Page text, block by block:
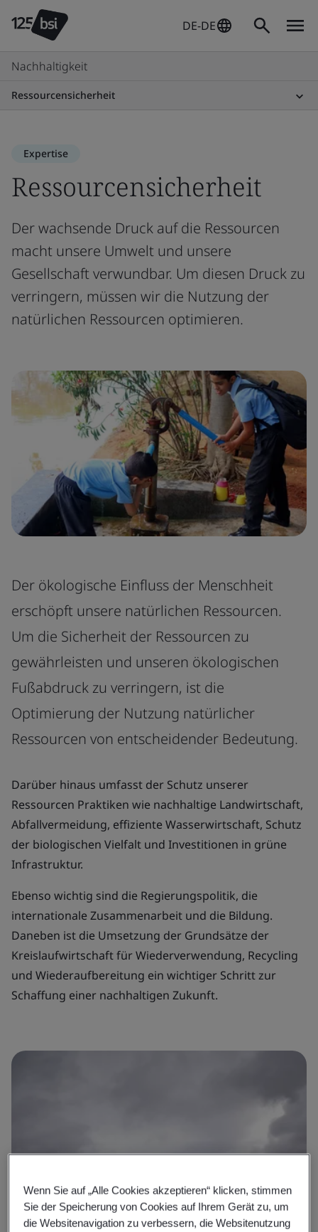
DE-DE
Nachhaltigkeit
Ressourcensicherheit
Expertise
Ressourcensicherheit
Der wachsende Druck auf die Ressourcen
macht unsere Umwelt und unsere
Gesellschaft verwundbar. Um diesen Druck zu
verringern, müssen wir die Nutzung der
natürlichen Ressourcen optimieren.
Der ökologische Einfluss der Menschheit
erschöpft unsere natürlichen Ressourcen.
Um die Sicherheit der Ressourcen zu
gewährleisten und unseren ökologischen
Fußabdruck zu verringern, ist die
Optimierung der Nutzung natürlicher
Ressourcen von entscheidender Bedeutung.
Darüber hinaus umfasst der Schutz unserer
Ressourcen Praktiken wie nachhaltige Landwirtschaft,
Abfallvermeidung, effiziente Wasserwirtschaft, Schutz
der biologischen Vielfalt und Investitionen in grüne
Infrastruktur.
Ebenso wichtig sind die Regierungspolitik, die
internationale Zusammenarbeit und die Bildung.
Daneben ist die Umsetzung der Grundsätze der
Kreislaufwirtschaft für Wiederverwendung, Recycling
und Wiederaufbereitung ein wichtiger Schritt zur
Schaffung einer nachhaltigen Zukunft.
Wenn Sie auf „Alle Cookies akzeptieren“ klicken, stimmen
Sie der Speicherung von Cookies auf Ihrem Gerät zu, um
die Websitenavigation zu verbessern, die Websitenutzung